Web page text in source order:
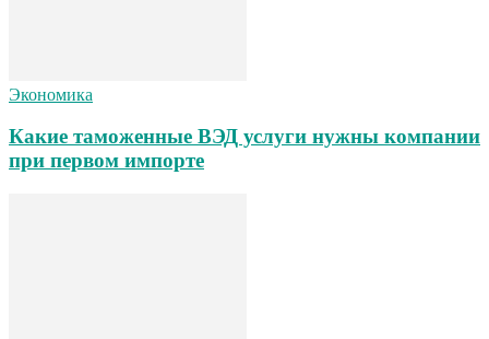
Экономика
Какие таможенные ВЭД услуги нужны компании
при первом импорте